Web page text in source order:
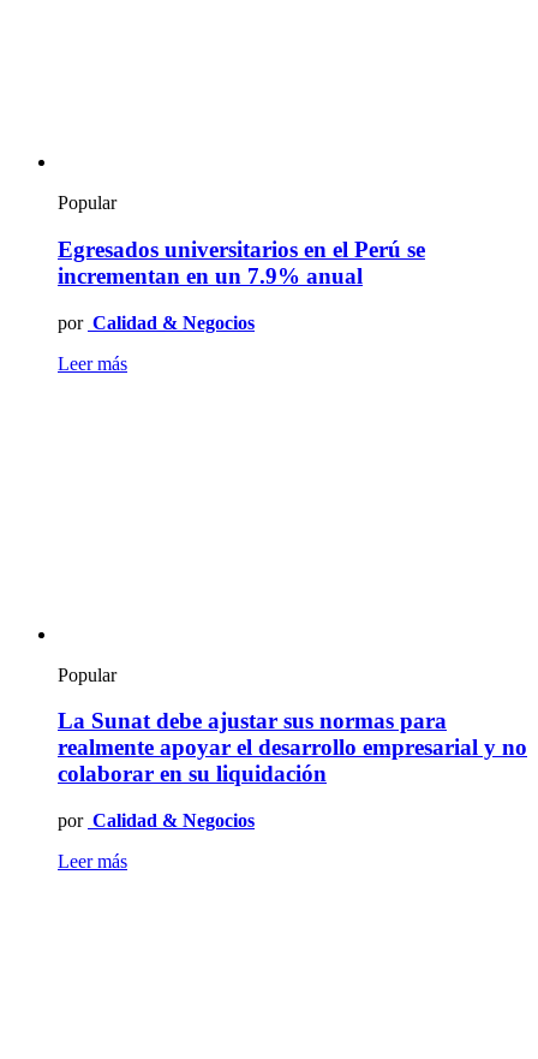
Popular
Egresados universitarios en el Perú se
incrementan en un 7.9% anual
por Calidad & Negocios
Leer más
Popular
La Sunat debe ajustar sus normas para
realmente apoyar el desarrollo empresarial y no
colaborar en su liquidación
por Calidad & Negocios
Leer más